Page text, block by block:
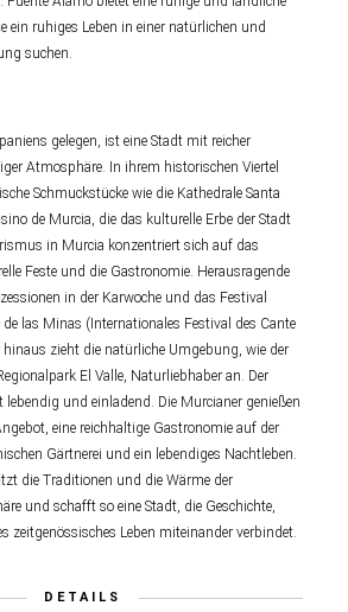
ein ruhiges Leben in einer natürlichen und
suchen.
gelegen, ist eine Stadt mit reicher
Atmosphäre. In ihrem historischen Viertel
Schmuckstücke wie die Kathedrale Santa
de Murcia, die das kulturelle Erbe der Stadt
in Murcia konzentriert sich auf das
Feste und die Gastronomie. Herausragende
in der Karwoche und das Festival
de las Minas (Internationales Festival des Cante
zieht die natürliche Umgebung, wie der
El Valle, Naturliebhaber an. Der
und einladend. Die Murcianer genießen
eine reichhaltige Gastronomie auf der
Gärtnerei und ein lebendiges Nachtleben.
die Traditionen und die Wärme der
und schafft so eine Stadt, die Geschichte,
zeitgenössisches Leben miteinander verbindet.
DETAILS